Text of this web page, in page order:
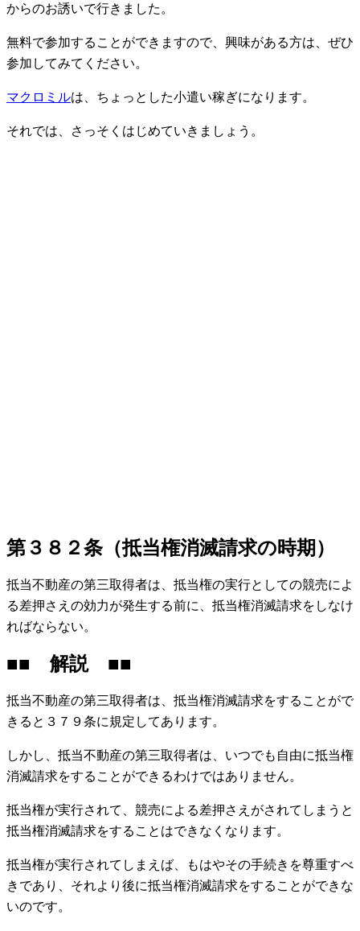
からのお誘いで行きました。
無料で参加することができますので、興味がある方は、ぜひ
参加してみてください。
マクロミルは、ちょっとした小遣い稼ぎになります。
それでは、さっそくはじめていきましょう。
第３８２条（抵当権消滅請求の時期）
抵当不動産の第三取得者は、抵当権の実行としての競売によ
る差押さえの効力が発生する前に、抵当権消滅請求をしなけ
ればならない。
■■ 解説 ■■
抵当不動産の第三取得者は、抵当権消滅請求をすることがで
きると３７９条に規定してあります。
しかし、抵当不動産の第三取得者は、いつでも自由に抵当権
消滅請求をすることができるわけではありません。
抵当権が実行されて、競売による差押さえがされてしまうと
抵当権消滅請求をすることはできなくなります。
抵当権が実行されてしまえば、もはやその手続きを尊重すべ
きであり、それより後に抵当権消滅請求をすることができな
いのです。